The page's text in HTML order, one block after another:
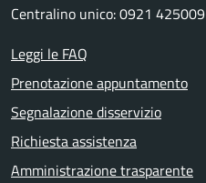
Centralino unico: 0921 425009
Leggi le FAQ
Prenotazione appuntamento
Segnalazione disservizio
Richiesta assistenza
Amministrazione trasparente